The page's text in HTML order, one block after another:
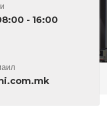
- 16:00
SVS